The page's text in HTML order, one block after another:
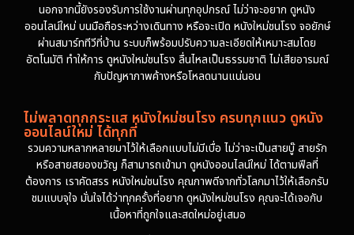
นอกจากนี้ยังรองรับการใช้งานผ่านทุกอุปกรณ์ ไม่ว่าจะอยาก ดูหนัง
ออนไลน์ใหม่ บนมือถือระหว่างเดินทาง หรือจะเปิด หนังใหม่ชนโรง จอยักษ์
ผ่านสมาร์ททีวีที่บ้าน ระบบก็พร้อมปรับความละเอียดให้เหมาะสมโดย
อัตโนมัติ ทำให้การ ดูหนังใหม่ชนโรง ลื่นไหลเป็นธรรมชาติ ไม่เสียอารมณ์
กับปัญหาภาพค้างหรือโหลดนานแน่นอน
ไม่พลาดทุกกระแส หนังใหม่ชนโรง ครบทุกแนว ดูหนัง
ออนไลน์ใหม่ ได้ทุกที่
รวมความหลากหลายมาไว้ให้เลือกแบบไม่มีเบื่อ ไม่ว่าจะเป็นสายบู๊ สายรัก
หรือสายสยองขวัญ ก็สามารถเข้ามา ดูหนังออนไลน์ใหม่ ได้ตามฟีลที่
ต้องการ เราคัดสรร หนังใหม่ชนโรง คุณภาพดีจากทั่วโลกมาไว้ให้เลือกรับ
ชมแบบจุใจ มั่นใจได้ว่าทุกครั้งที่อยาก ดูหนังใหม่ชนโรง คุณจะได้เจอกับ
เนื้อหาที่ถูกใจและสดใหม่อยู่เสมอ